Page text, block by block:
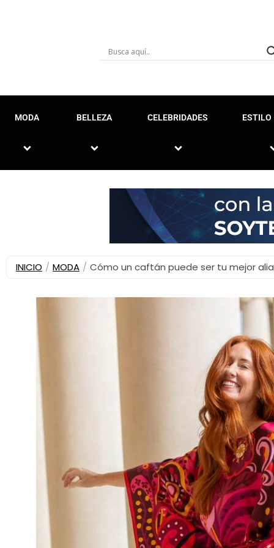
MODA BELLEZA CELEBRIDADES ESTILO
INICIO / MODA / Cómo un caftán puede ser tu mejor